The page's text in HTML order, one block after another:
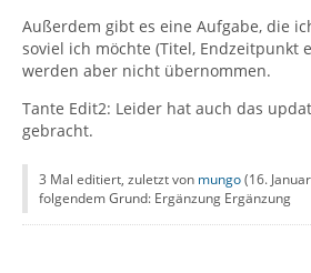
Außerdem gibt es eine Aufgabe, die
soviel ich möchte (Titel, Endzeitpunkt
werden aber nicht übernommen.
Tante Edit2: Leider hat auch das
gebracht.
3 Mal editiert, zuletzt von mungo(16.
folgendem Grund: Ergänzung Ergänzung